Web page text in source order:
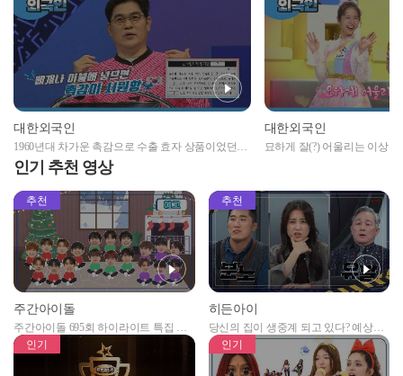
대한외국인
1960년대 차가운 촉감으로 수출 효자 상품이었던
OO은?
대한외국인
묘하게 잘(?) 어울리는 이상
인기 추천 영상
추천
주간아이돌
주간아이돌 695회 하이라이트 특집 남
자아이돌편 예고
추천
히든아이
당신의 집이 생중계 되고 있다? 예상치
못한 곳에서 일어나는 불법촬영 범죄!
인기 인기